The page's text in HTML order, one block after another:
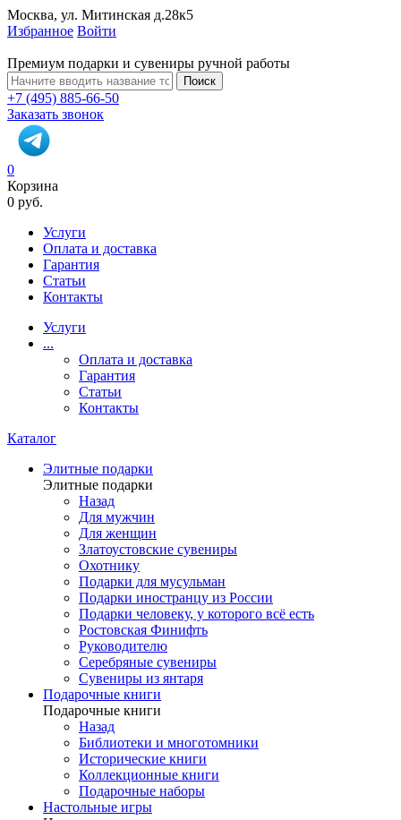
Москва, ул. Митинская д.28к5
Избранное Войти
Премиум подарки и сувениры ручной работы
Поиск
+7 (495) 885-66-50
Заказать звонок
0
Корзина
0 руб.
Услуги
Оплата и доставка
Гарантия
Статьи
Контакты
Услуги
...
Оплата и доставка
Гарантия
Статьи
Контакты
Каталог
Элитные подарки
Элитные подарки
Назад
Для мужчин
Для женщин
Златоустовские сувениры
Охотнику
Подарки для мусульман
Подарки иностранцу из России
Подарки человеку, у которого всё есть
Ростовская Финифть
Руководителю
Серебряные сувениры
Сувениры из янтаря
Подарочные книги
Подарочные книги
Назад
Библиотеки и многотомники
Исторические книги
Коллекционные книги
Подарочные наборы
Настольные игры